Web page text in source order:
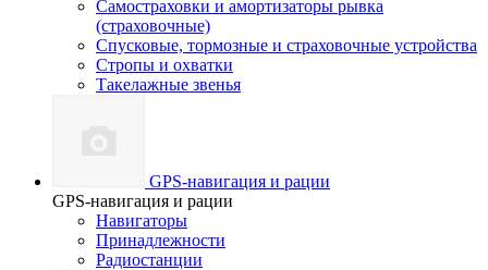
Самостраховки и амортизаторы рывка
(страховочные)
Спусковые, тормозные и страховочные устройства
Стропы и охватки
Такелажные звенья
GPS-навигация и рации
GPS-навигация и рации
Навигаторы
Принадлежности
Радиостанции